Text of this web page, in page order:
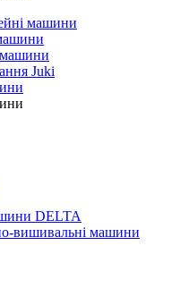
машини
машини
Juki
DELTA
вишивальні машини